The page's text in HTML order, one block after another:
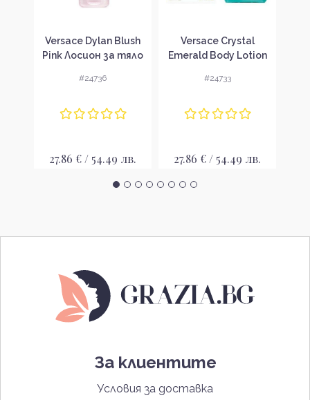
Versace Dylan Blush
Pink Лосион за тяло
#24736
27.86 € / 54.49 лв.
Versace Crystal
Emerald Body Lotion
жени
#24733
27.86 € / 54.49 лв.
За клиентите
Условия за доставка